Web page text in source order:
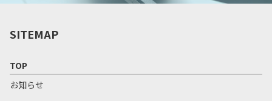
SITEMAP
TOP
お知らせ